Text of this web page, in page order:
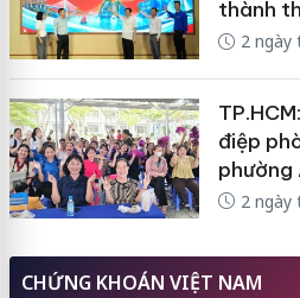
thành
2 ngày
điệp
phường
2 ngày
CHỨNG KHOÁN VIỆT NAM